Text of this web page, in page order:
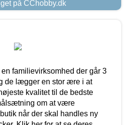
på CChobby.dk
familievirksomhed der går 3
de lægger en stor ære i at
kvalitet til de bedste
om at være
når der skal handles ny